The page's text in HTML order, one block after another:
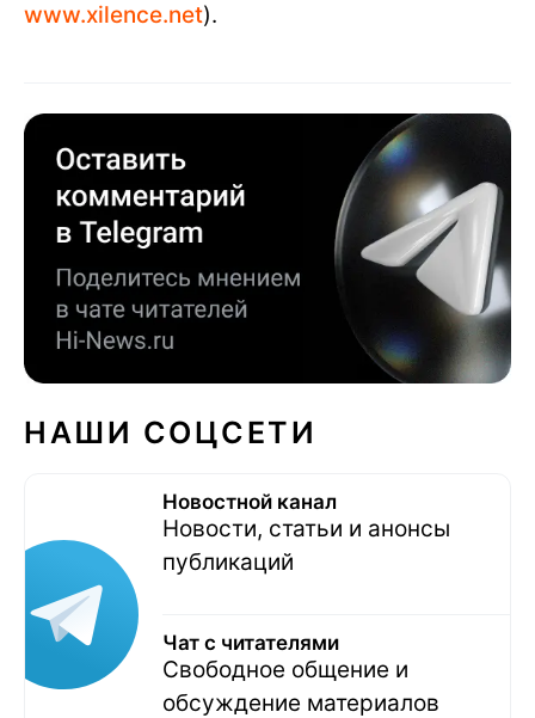
www.xilence.net).
НАШИ СОЦСЕТИ
Новостной канал
Новости, статьи и анонсы
публикаций
Чат с читателями
Свободное общение и
обсуждение материалов